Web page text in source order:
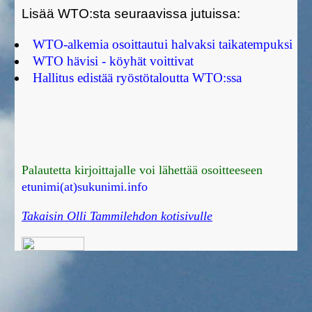
Lisää WTO:sta seuraavissa jutuissa:
WTO-alkemia osoittautui halvaksi taikatempuksi
WTO hävisi - köyhät voittivat
Hallitus edistää ryöstötaloutta WTO:ssa
Palautetta kirjoittajalle voi lähettää osoitteeseen
etunimi(at)sukunimi.info
Takaisin Olli Tammilehdon kotisivulle